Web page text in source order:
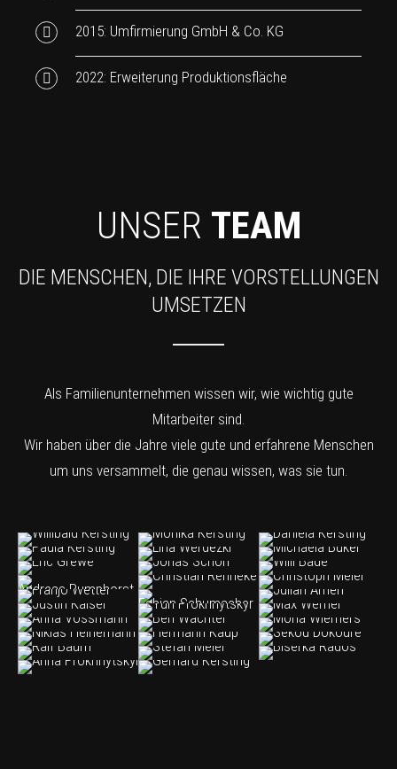
2015: Umfirmierung GmbH & Co. KG
2022: Erweiterung Produktionsfläche
UNSER TEAM
DIE MENSCHEN, DIE IHRE VORSTELLUNGEN
UMSETZEN
Als Familienunternehmen wissen wir, wie wichtig gute
Mitarbeiter sind.
Wir haben über die Jahre viele gute und erfahrene Menschen
um uns versammelt, die genau wissen, was sie tun.